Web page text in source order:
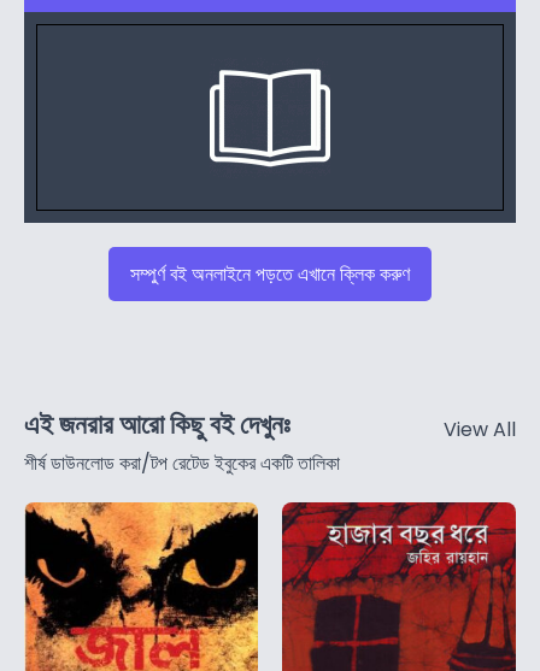
সম্পুর্ণ বই অনলাইনে পড়তে এখানে ক্লিক করুণ
এই জনরার আরো কিছু বই দেখুনঃ
শীর্ষ ডাউনলোড করা/টপ রেটেড ইবুকের একটি তালিকা
View All